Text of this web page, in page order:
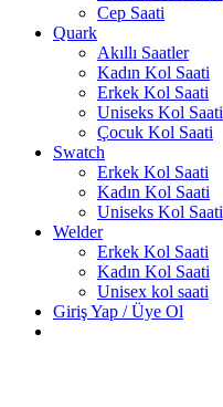
Cep Saati
Quark
Akıllı Saatler
Kadın Kol Saati
Erkek Kol Saati
Uniseks Kol Saati
Çocuk Kol Saati
Swatch
Erkek Kol Saati
Kadın Kol Saati
Uniseks Kol Saati
Welder
Erkek Kol Saati
Kadın Kol Saati
Unisex kol saati
Giriş Yap / Üye Ol